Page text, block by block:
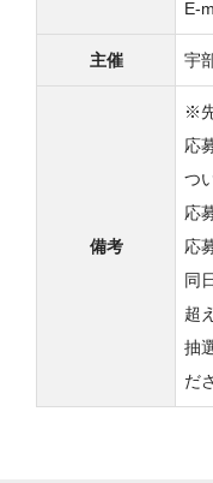
E-
主催 宇
備考
※
応
つ
応
応
同
超
抽
だ